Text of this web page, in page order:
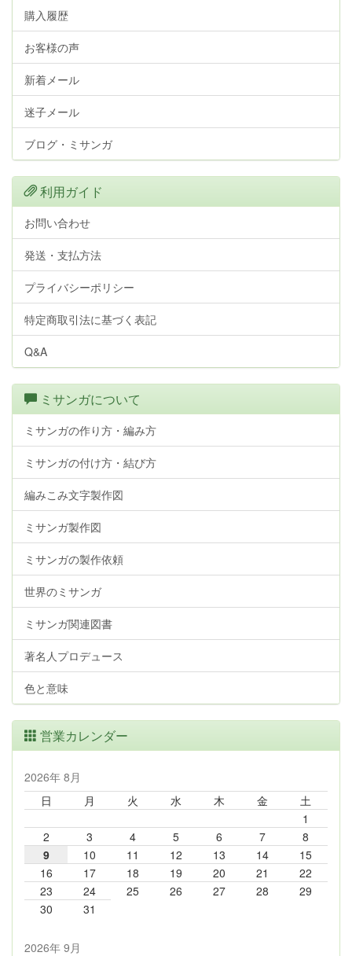
購入履歴
お客様の声
新着メール
迷子メール
ブログ・ミサンガ
利用ガイド
お問い合わせ
発送・支払方法
プライバシーポリシー
特定商取引法に基づく表記
Q&A
ミサンガについて
ミサンガの作り方・編み方
ミサンガの付け方・結び方
編みこみ文字製作図
ミサンガ製作図
ミサンガの製作依頼
世界のミサンガ
ミサンガ関連図書
著名人プロデュース
色と意味
営業カレンダー
2026年 8月
日
月 火 水 木 金
土
1
2
3 4 5 6 7
8
9
10 11 12 13 14
15
16
17 18 19 20 21
22
23
24 25 26 27 28
29
30
31
2026年 9月